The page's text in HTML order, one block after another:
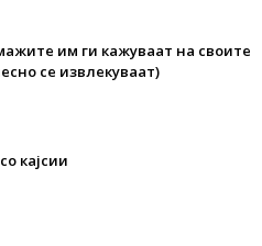
им ги кажуваат на своите
се извлекуваат)
кајсии